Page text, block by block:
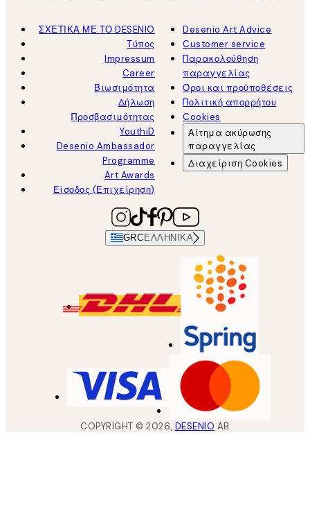
ΣΧΕΤΙΚΑ ΜΕ ΤΟ DESENIO
Τύπος
Impressum
Career
Βιωσιμότητα
Δήλωση
Προσβασιμότητας
YouthiD
Desenio Ambassador
Programme
Art Awards
Είσοδος (Επιχείρηση)
Desenio Art Advice
Customer service
Παρακολούθηση
παραγγελίας
Όροι και προϋποθέσεις
Πολιτική απορρήτου
Cookies
Αίτημα ακύρωσης
παραγγελίας
Διαχείριση Cookies
GRC ΕΛΛΗΝΙΚΆ
COPYRIGHT ©2026, DESENIO AB